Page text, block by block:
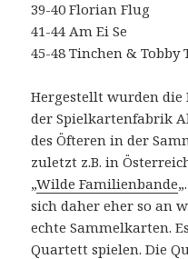
39-40 Florian Flug
41-44 Am Ei Se
45-48 Tinchen &
Hergestellt wurden
der Spielkartenfabrik
des Öfteren in der
zuletzt z.B. in
„Wilde Familienbande
sich daher eher so an
echte Sammelkarten.
Quartett spielen. Die